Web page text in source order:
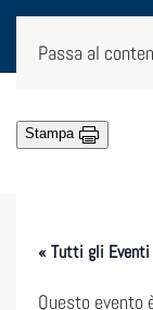
Passa al
Stampa
« Tutti gli Eventi
Questo evento